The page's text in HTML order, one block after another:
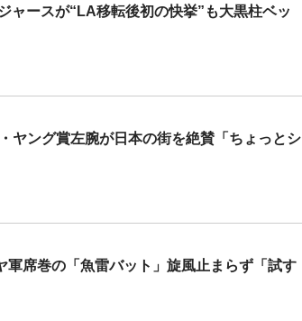
ャースが“LA移転後初の快挙”も大黒柱ベッ
ヤング賞左腕が日本の街を絶賛「ちょっとシ
巻の「魚雷バット」旋風止まらず「試す